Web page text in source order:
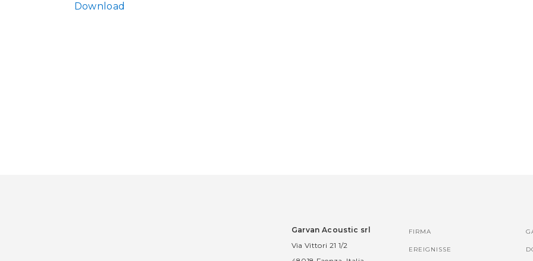
Download
Garvan Acoustic srl
Via Vittori 21 1/2
FIRMA
EREIGNISSE